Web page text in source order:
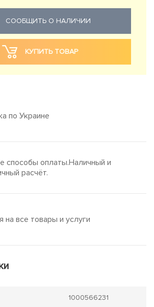
СООБЩИТЬ О НАЛИЧИИ
КУПИТЬ ТОВАР
по Украине
способы оплаты.Наличный и
расчёт.
на все товары и услуги
1000566231